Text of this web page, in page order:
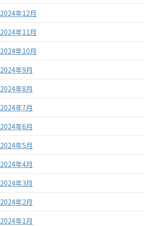
2024年12月
2024年11月
2024年10月
2024年9月
2024年8月
2024年7月
2024年6月
2024年5月
2024年4月
2024年3月
2024年2月
2024年1月